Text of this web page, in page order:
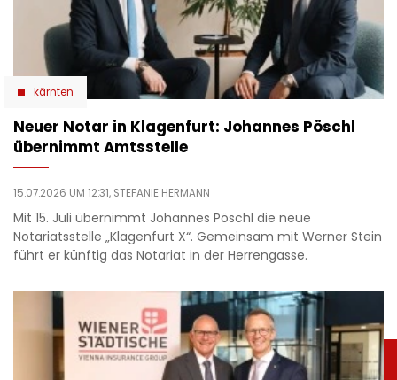
kärnten
Neuer Notar in Klagenfurt: Johannes Pöschl
übernimmt Amtsstelle
15.07.2026 UM 12:31, STEFANIE HERMANN
Mit 15. Juli übernimmt Johannes Pöschl die neue
Notariatsstelle „Klagenfurt X“. Gemeinsam mit Werner Stein
führt er künftig das Notariat in der Herrengasse.